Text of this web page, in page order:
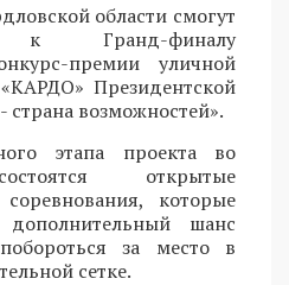
области смогут
к Гранд-финалу
премии уличной
Президентской
возможностей».
этапа проекта во
открытые
которые
шанс
за место в
сетке.